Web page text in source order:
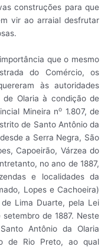
construções para que
vir ao arraial desfrutar
que o mesmo
do Comércio, os
às autoridades
Olaria à condição de
Mineira no 1.807, de
de Santo Antônio da
a Serra Negra, São
Capoeirão, Várzea do
no ano de 1887,
e localidades da
Lopes e Cachoeira)
Lima Duarte, pela Lei
de 1887. Neste
Antônio da Olaria
de Rio Preto, ao qual